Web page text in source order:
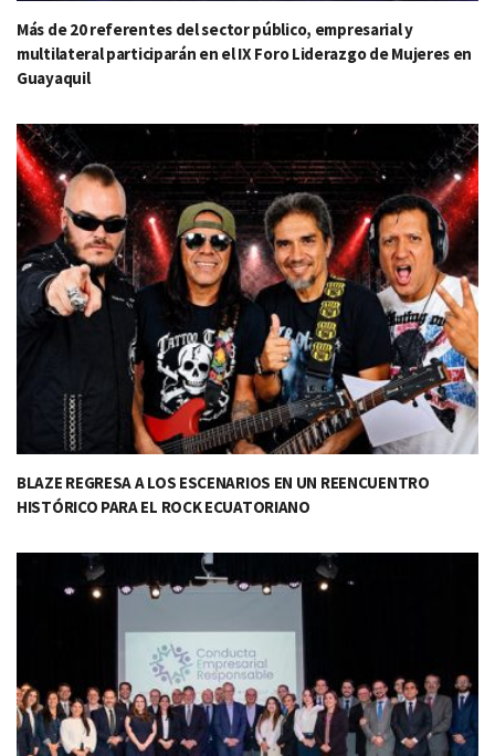
Más de 20 referentes del sector público, empresarial y
multilateral participarán en el IX Foro Liderazgo de Mujeres en
Guayaquil
BLAZE REGRESA A LOS ESCENARIOS EN UN REENCUENTRO
HISTÓRICO PARA EL ROCK ECUATORIANO